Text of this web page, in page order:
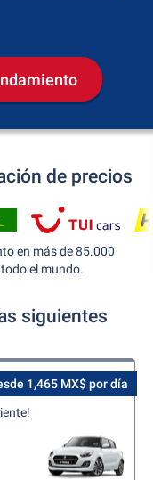
de precios
en más de 85.000
el mundo.
siguientes
1,465 MX$ por día